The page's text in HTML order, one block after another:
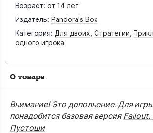
Возраст: от 14 лет
Издатель: Pandora's Box
Категория: Для двоих Стратегии
одного игрока
О товаре
Внимание! Это дополнение. Для
понадобится базовая версия Fallout.
Пустоши